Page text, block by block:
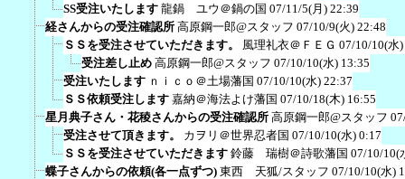
SS受注いたします 龍鍋 ユウ＠鍋の国 07/11/5(月) 22:39
経さんからの受注確認所 高原鋼一郎@スタッフ 07/10/9(火) 22:48
ＳＳを受注させていただきます。
風理礼衣＠ＦＥＧ 07/10/10(水
受注差し止め 高原鋼一郎@スタッフ 07/10/10(水) 13:35
受注いたします ｎｉｃｏ＠土場藩国 07/10/10(水) 22:37
ＳＳ依頼受注します 嘉納＠海法よけ藩国 07/10/18(木) 16:55
星月典子さん・花稜さんからの受注確認所 高原鋼一郎@スタッフ
受注させて頂きます。
カヲリ＠世界忍者国 07/10/10(水) 0:17
ＳＳを受注させていただきます 鈴藤 瑞樹＠詩歌藩国 07/10/10(
蝶子さんからの依頼(各一点ずつ) 東西 天狐/スタッフ 07/10/10(水)